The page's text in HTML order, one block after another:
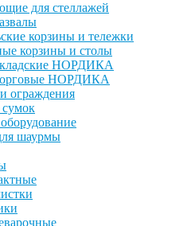
для стеллажей
корзины и тележки
корзины и столы
НОРДИКА
НОРДИКА
ограждения
шаурмы